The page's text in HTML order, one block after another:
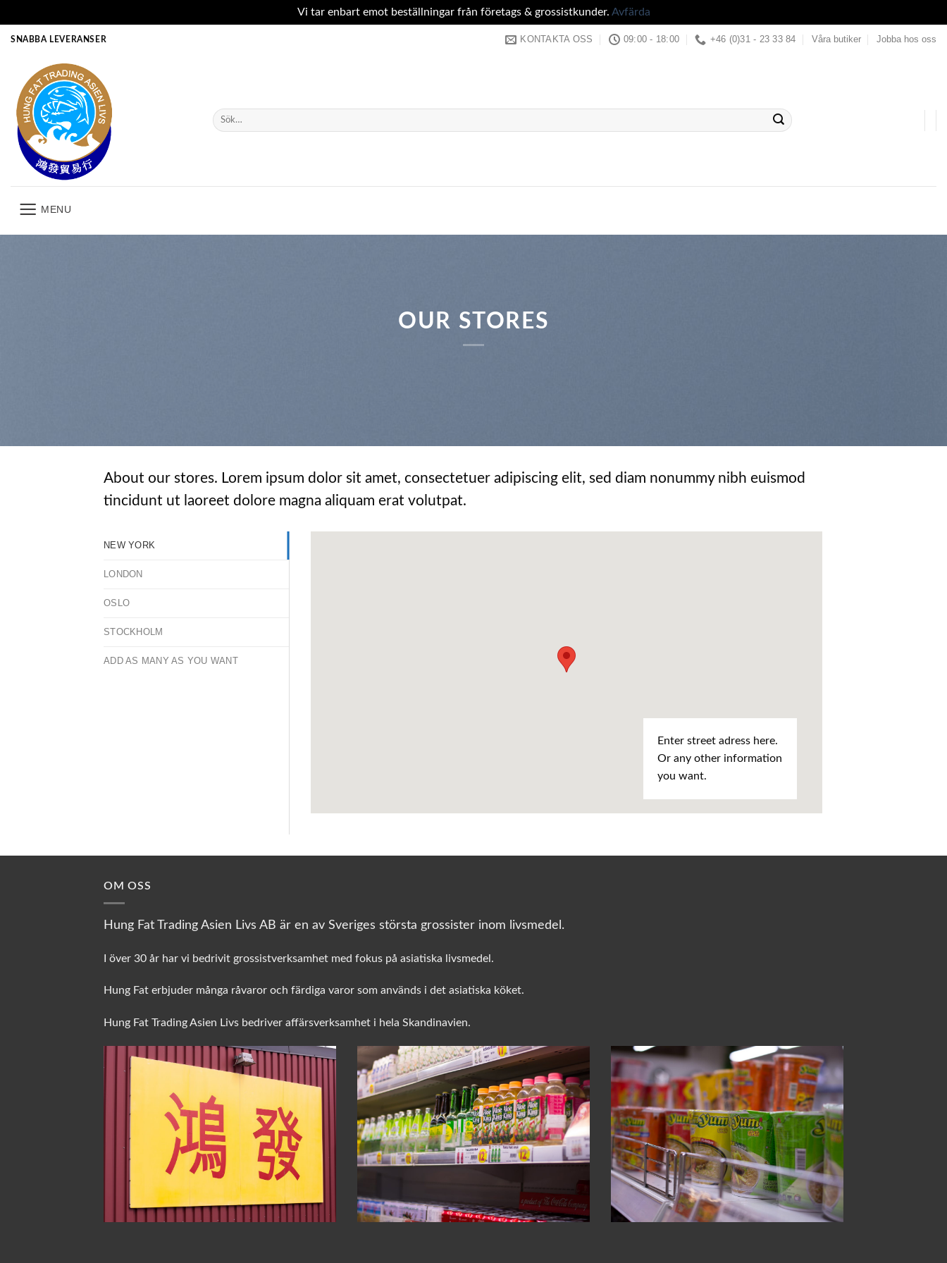
Vi tar enbart emot beställningar från företags & grossistkunder. Avfärda
SNABBA LEVERANSER KONTAKTA OSS 09:00 - 18:00 +46 (0)31 - 23 33 84 Våra butiker Jobba hos oss
Sök
efter:
MENU
OUR STORES
About our stores. Lorem ipsum dolor sit amet, consectetuer adipiscing elit, sed diam nonummy nibh euismod
tincidunt ut laoreet dolore magna aliquam erat volutpat.
NEW YORK
LONDON
OSLO
STOCKHOLM
ADD AS MANY AS YOU WANT
Enter street adress here.
Or any other information
you want.
OM OSS
Hung Fat Trading Asien Livs AB är en av Sveriges största grossister inom livsmedel.
I över 30 år har vi bedrivit grossistverksamhet med fokus på asiatiska livsmedel.
Hung Fat erbjuder många råvaror och färdiga varor som används i det asiatiska köket.
Hung Fat Trading Asien Livs bedriver affärsverksamhet i hela Skandinavien.